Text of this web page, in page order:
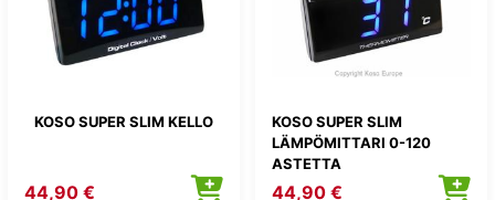
KOSO SUPER SLIM KELLO
44,90 €
KOSO SUPER SLIM
LÄMPÖMITTARI 0-120
ASTETTA
44,90 €